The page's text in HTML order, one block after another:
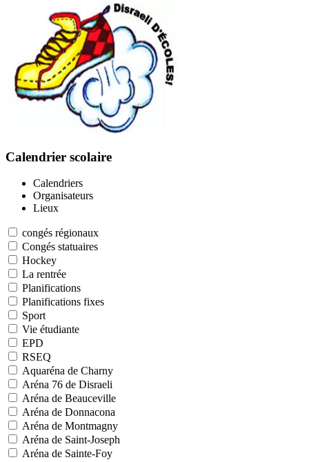
Calendrier scolaire
Calendriers
Organisateurs
Lieux
congés régionaux
Congés statuaires
Hockey
La rentrée
Planifications
Planifications fixes
Sport
Vie étudiante
EPD
RSEQ
Aquaréna de Charny
Aréna 76 de Disraeli
Aréna de Beauceville
Aréna de Donnacona
Aréna de Montmagny
Aréna de Saint-Joseph
Aréna de Sainte-Foy